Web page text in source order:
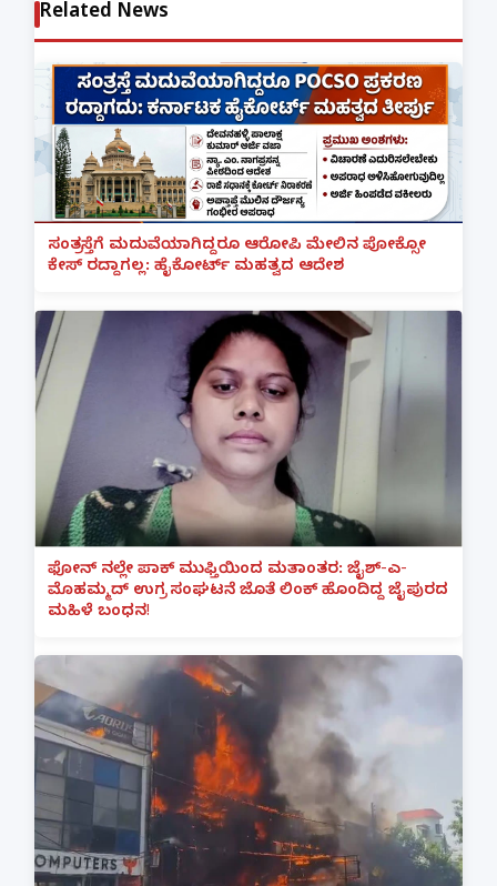
Related News
ಸಂತ್ರಸ್ತೆಗೆ ಮದುವೆಯಾಗಿದ್ದರೂ ಆರೋಪಿ ಮೇಲಿನ ಪೋಕ್ಸೋ
ಕೇಸ್ ರದ್ದಾಗಲ್ಲ: ಹೈಕೋರ್ಟ್ ಮಹತ್ವದ ಆದೇಶ
ಫೋನ್ ನಲ್ಲೇ ಪಾಕ್ ಮುಫ್ತಿಯಿಂದ ಮತಾಂತರ: ಜೈಶ್-ಎ-
ಮೊಹಮ್ಮದ್ ಉಗ್ರ ಸಂಘಟನೆ ಜೊತೆ ಲಿಂಕ್ ಹೊಂದಿದ್ದ ಜೈಪುರದ
ಮಹಿಳೆ ಬಂಧನ!